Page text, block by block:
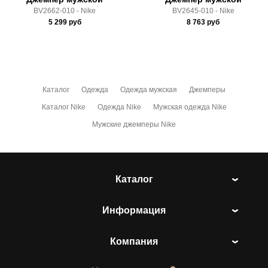
BV2662-010 - Nike
5 299руб
BV2645-010 - Nike
8 763 руб
Каталог Одежда Одежда мужская Джемперы
Каталог Nike Одежда Nike Мужская одежда Nike
Мужские джемперы Nike
Каталог
Информация
Компания